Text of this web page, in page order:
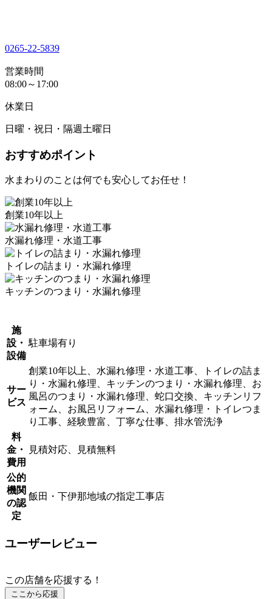
0265-22-5839
営業時間
08:00～17:00
休業日
日曜・祝日・隔週土曜日
おすすめポイント
水まわりのことは何でも安心してお任せ！
創業10年以上
水漏れ修理・水道工事
トイレの詰まり・水漏れ修理
キッチンのつまり・水漏れ修理
施
設・
設備
駐車場有り
サー
ビス
創業10年以上、水漏れ修理・水道工事、トイレの詰ま
り・水漏れ修理、キッチンのつまり・水漏れ修理、お
風呂のつまり・水漏れ修理、蛇口交換、キッチンリフ
ォーム、お風呂リフォーム、水漏れ修理・トイレつま
り工事、経験豊富、丁寧な仕事、排水管洗浄
料
金・
費用
見積対応、見積無料
公的
機関
の認
定
飯田・下伊那地域の指定工事店
ユーザーレビュー
この店舗を応援する！
ここから応援